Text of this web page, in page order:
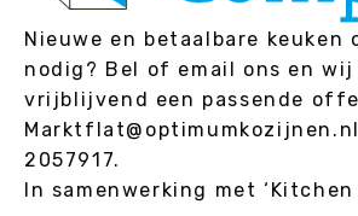
Nieuwe en betaalbare keuken
nodig? Bel of email ons en wij
vrijblijvend een passende
2057917.
In samenwerking met ‘Kitchen